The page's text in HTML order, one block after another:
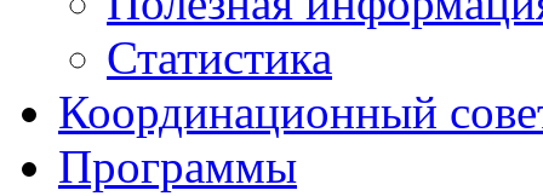
Статистика
Координационный
Программы